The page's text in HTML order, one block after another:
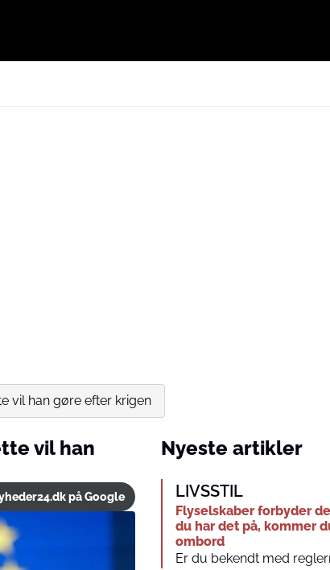
vil han gøre efter krigen
vil han
på Google
Nyeste artikler
LIVSSTIL
Flyselskaber forbyder
du har det på, kommer
ombord
Er du bekendt med